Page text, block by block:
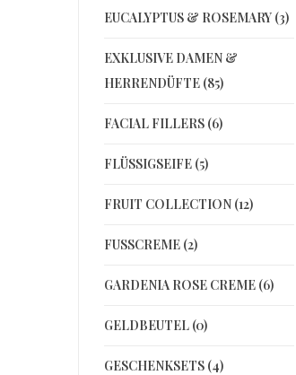
EUCALYPTUS & ROSEMARY (3)
EXKLUSIVE DAMEN &
HERRENDÜFTE (85)
FACIAL FILLERS (6)
FLÜSSIGSEIFE (5)
FRUIT COLLECTION (12)
FUSSCREME (2)
GARDENIA ROSE CREME (6)
GELDBEUTEL (0)
GESCHENKSETS (4)